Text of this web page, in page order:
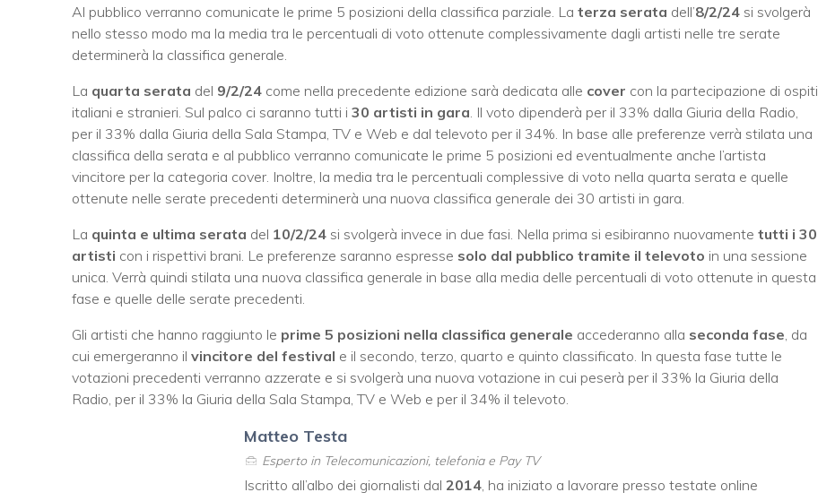
Al pubblico verranno comunicate le prime 5 posizioni della classifica parziale. La terza serata dell’8/2/24 si svolgerà
nello stesso modo ma la media tra le percentuali di voto ottenute complessivamente dagli artisti nelle tre serate
determinerà la classifica generale.
La quarta serata del 9/2/24 come nella precedente edizione sarà dedicata alle cover con la partecipazione di ospiti
italiani e stranieri. Sul palco ci saranno tutti i 30 artisti in gara . Il voto dipenderà per il 33% dalla Giuria della Radio,
per il 33% dalla Giuria della Sala Stampa, TV e Web e dal televoto per il 34%. In base alle preferenze verrà stilata una
classifica della serata e al pubblico verranno comunicate le prime 5 posizioni ed eventualmente anche l’artista
vincitore per la categoria cover. Inoltre, la media tra le percentuali complessive di voto nella quarta serata e quelle
ottenute nelle serate precedenti determinerà una nuova classifica generale dei 30 artisti in gara.
La quinta e ultima serata del 10/2/24 si svolgerà invece in due fasi. Nella prima si esibiranno nuovamente tutti i 30
artisti con i rispettivi brani. Le preferenze saranno espresse solo dal pubblico tramite il televoto in una sessione
unica. Verrà quindi stilata una nuova classifica generale in base alla media delle percentuali di voto ottenute in questa
fase e quelle delle serate precedenti.
Gli artisti che hanno raggiunto le prime 5 posizioni nella classifica generale accederanno alla seconda fase , da
cui emergeranno il vincitore del festival e il secondo, terzo, quarto e quinto classificato. In questa fase tutte le
votazioni precedenti verranno azzerate e si svolgerà una nuova votazione in cui peserà per il 33% la Giuria della
Radio, per il 33% la Giuria della Sala Stampa, TV e Web e per il 34% il televoto.
Matteo Testa
Esperto in Telecomunicazioni, telefonia e Pay TV
Iscritto all’albo dei giornalisti dal 2014 , ha iniziato a lavorare presso testate online